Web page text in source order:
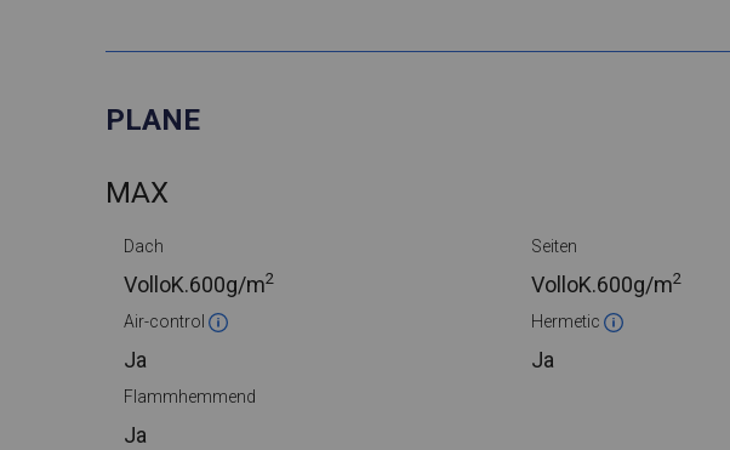
PLANE
MAX
Dach
VolloK.600g/m2
Seiten
VolloK.600g/m2
Air-control
Ja
Hermetic
Ja
Flammhemmend
Ja